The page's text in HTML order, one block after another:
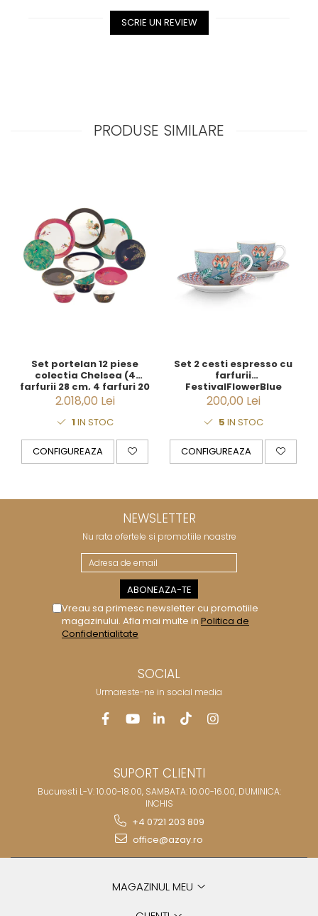
SCRIE UN REVIEW
PRODUSE SIMILARE
Set portelan 12 piese
colectia Chelsea (4
farfurii 28 cm, 4 farfuri 20
cm si 4 boluri supa 15 cm)
2.018,00 Lei
1IN STOC
CONFIGUREAZA
Set 2 cesti espresso cu
farfurii
FestivalFlowerBlue
200,00 Lei
5 IN STOC
CONFIGUREAZA
NEWSLETTER
Nu rata ofertele si promotiile noastre
Vreau sa primesc newsletter cu promotiile
magazinului. Afla mai multe in Politica de
Confidentialitate
SOCIAL
Urmareste-ne in social media
SUPORT CLIENTI
Bucuresti L-V: 10.00-18.00, SAMBATA: 10.00-16.00, DUMINICA:
INCHIS
+4 0721 203 809
office@azay.ro
MAGAZINUL MEU